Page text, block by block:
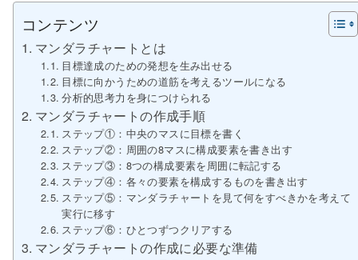
コンテンツ
マンダラチャートとは
目標達成のための発想を生み出せる
目標に向かうための道筋を考えるツールになる
分析的思考力を身につけられる
マンダラチャートの作成手順
ステップ①：中央のマスに目標を書く
ステップ②：周囲の8マスに構成要素を書き出す
ステップ③：8つの構成要素を周囲に転記する
ステップ④：各々の要素を構成するものを書き出す
ステップ⑤：マンダラチャートを見て何をすべきかを考えて
実行に移す
ステップ⑥：ひとつずつクリアする
マンダラチャートの作成に必要な準備